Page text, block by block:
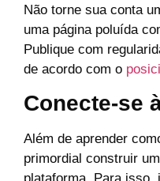
Não torne sua conta
uma página poluída
Publique com
de acordo com o
Conecte-se
Além de aprender
primordial construir